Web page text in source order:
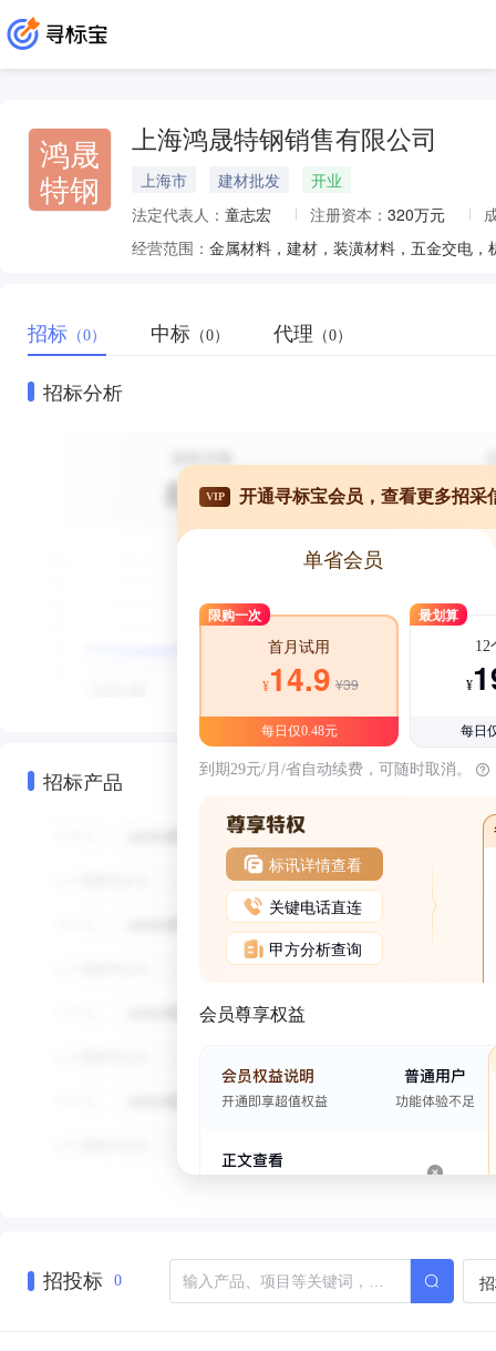
鸿晟
特钢
上海鸿晟特钢销售有限公司
上海市 建材批发
开业
法定代表人： 童志宏 注册资本： 320万元
经营范围：
招标 （0） 中标 （0） 代理 （0）
招标分析
招标产品
VIP 开通寻标宝会员，查看更多招采
单省会员
限购一次
首月试用
¥14.9 ¥39
每日仅0.48元
最划算
12
¥
每日
到期29元/月/省自动续费，可随时取消。
标讯详情查看
关键电话直连
甲方分析查询
会员尊享权益
招投标 0